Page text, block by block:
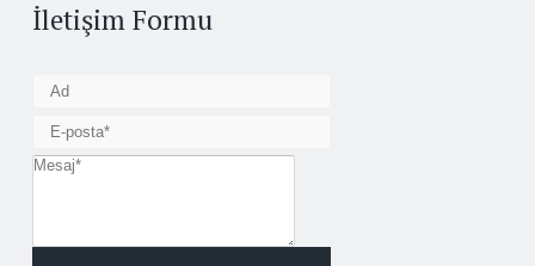
İletişim Formu